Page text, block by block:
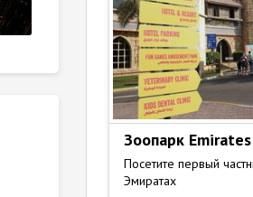
Зоопарк
Посетите первый
Эмиратах